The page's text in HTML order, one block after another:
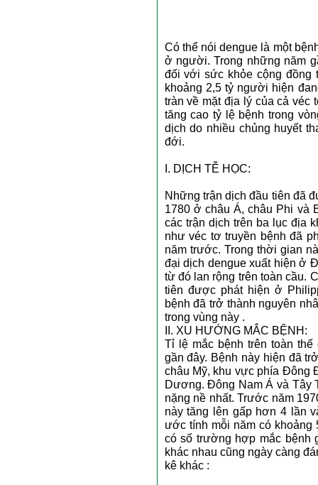
Có thể nói dengue là một
ở người. Trong những năm
đối với sức khỏe cộng đồng
khoảng 2,5 tỷ người hiện
tràn về mặt địa lý của cả véc
tăng cao tỷ lệ bệnh trong
dịch do nhiều chủng huyết
đới.
I. DỊCH TỄ HỌC:
Những trận dịch đầu tiên đã
1780 ở châu Á, châu Phi và
các trận dịch trên ba lục địa
như véc tơ truyền bệnh đã
năm trước. Trong thời gian
đại dịch dengue xuất hiện ở
từ đó lan rộng trên toàn cầu.
tiên được phát hiện ở
bệnh đã trở thành nguyên
trong vùng này .
II. XU HƯỚNG MẮC BỆNH:
Tỉ lệ mắc bệnh trên toàn
gần đây. Bệnh này hiện đã
châu Mỹ, khu vực phía Đông
Dương. Đông Nam Á và Tây
nặng nề nhất. Trước năm
này tăng lên gấp hơn 4 lần
ước tính mỗi năm có khoảng
có số trường hợp mắc bệnh
khác nhau cũng ngày càng
kê khác :